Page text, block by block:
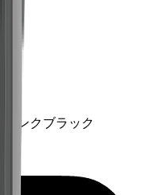
ジンクブラック